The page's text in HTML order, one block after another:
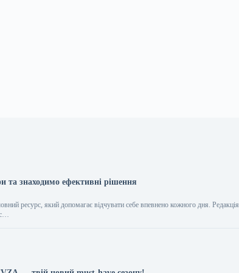
та знаходимо ефективні рішення
ресурс, який допомагає відчувати себе впевнено кожного дня. Редакція